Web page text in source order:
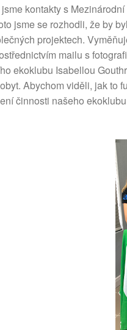
kontakty s
jsme se rozhodli, že by
projektech.
mailu s
ekoklubu Isabellou
Abychom viděli, jak to
činnosti našeho